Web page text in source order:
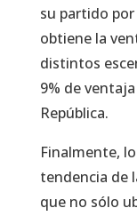
su partido
obtiene la
distintos
9% de
República.
Finalmente,
tendencia de
que no sólo